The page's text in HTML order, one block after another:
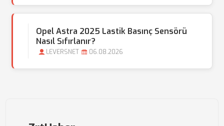
Opel Astra 2025 Lastik Basınç Sensörü
Nasıl Sıfırlanır?
LEVERSNET 06.08.2026